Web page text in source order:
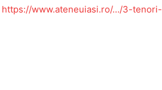
https://www.ateneuiasi.ro/…/3-tenori-